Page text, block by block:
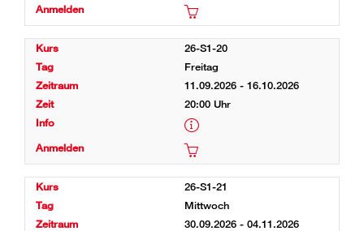
26-S1-20
Freitag
11.09.2026 - 16.10.2026
20:00 Uhr
26-S1-21
Mittwoch
30.09.2026 - 04.11.2026